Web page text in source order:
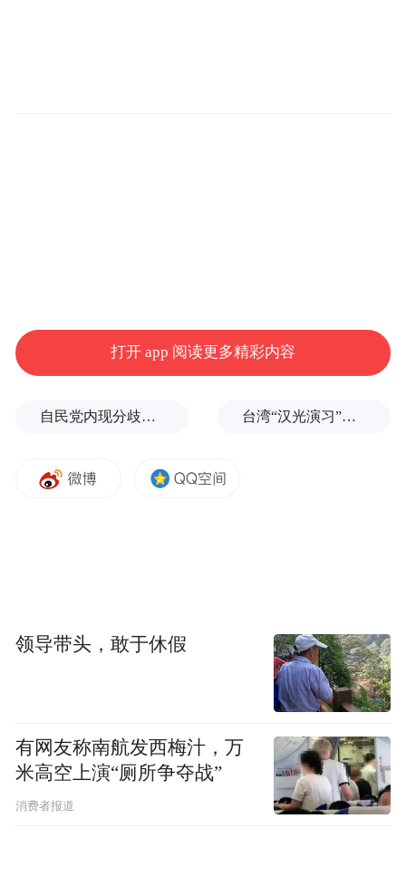
项目将专注于人工智能计算HDI印制线路板
的研发、制造及销售，致力于满足AI服务器
及数据中心市场对高阶、高密度互连
在全球PCB市场的行业领先地位。
打开 app 阅读更多精彩内容
自民党内现分歧，不少对华友好议员疏远高市内阁 台湾“汉光演习”在淡水河口设防，声称怕台北被突袭
领导带头，敢于休假
有网友称南航发西梅汁，万
米高空上演“厕所争夺战”
消费者报道